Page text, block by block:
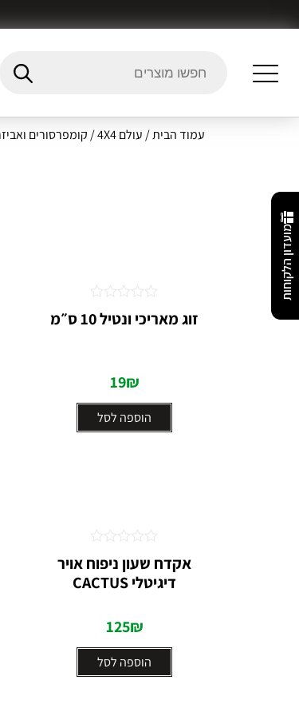
מועדון הלקוחות
עמוד הבית/ עולם 4X4 / קומפרסורים
זוג מאריכי ונטיל 10 ס״מ
19₪
הוספה לסל
0
אקדח שעון ניפוח אויר
דיגיטלי CACTUS
125₪
הוספה לסל
0
מתוך